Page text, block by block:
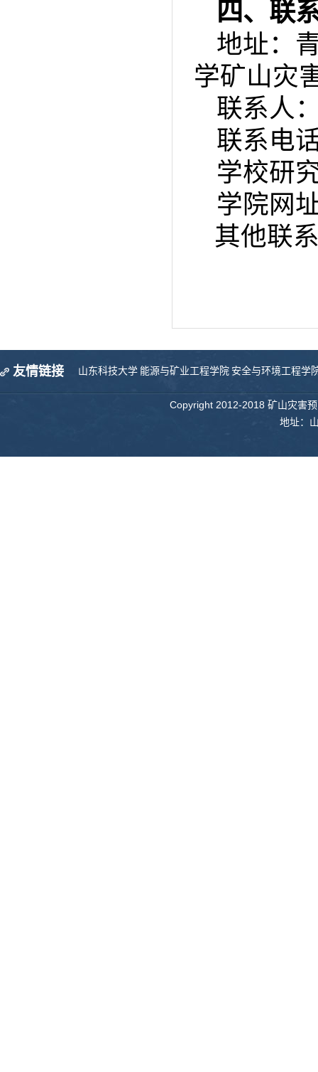
四、联
地址：
学矿山灾
联系人
联系电
学校研
学院网
其他联
友情链接 山东科技大学 能源与矿业工程学院 安全与环境工程学
Copyright 2012-2018 矿山灾害
地址：